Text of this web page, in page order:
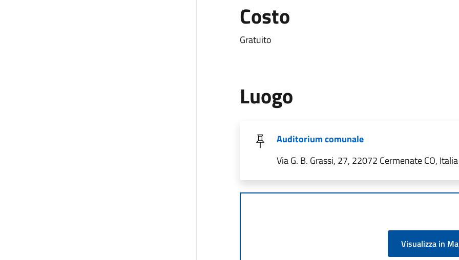
Costo
Gratuito
Luogo
Auditorium comunale
Via G. B. Grassi, 27, 22072 Cermenate CO, Italia
Visualizza in